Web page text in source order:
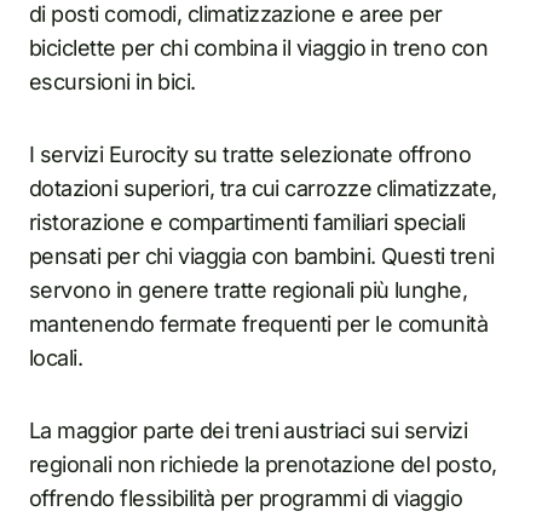
di posti comodi, climatizzazione e aree per
biciclette per chi combina il viaggio in treno con
escursioni in bici.
I servizi Eurocity su tratte selezionate offrono
dotazioni superiori, tra cui carrozze climatizzate,
ristorazione e compartimenti familiari speciali
pensati per chi viaggia con bambini. Questi treni
servono in genere tratte regionali più lunghe,
mantenendo fermate frequenti per le comunità
locali.
La maggior parte dei treni austriaci sui servizi
regionali non richiede la prenotazione del posto,
offrendo flessibilità per programmi di viaggio